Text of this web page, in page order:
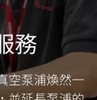
務
空泵浦煥然一